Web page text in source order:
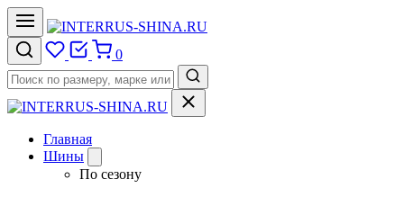
0
Главная
Шины
По сезону